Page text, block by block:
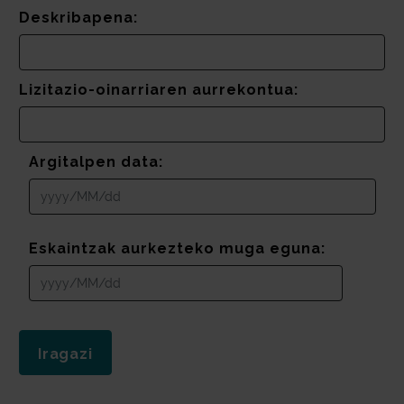
Deskribapena:
Lizitazio-oinarriaren aurrekontua:
Argitalpen data:
Eskaintzak aurkezteko muga eguna: